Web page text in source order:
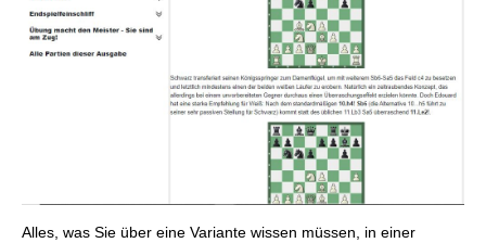
Alles, was Sie über eine Variante wissen müssen, in einer